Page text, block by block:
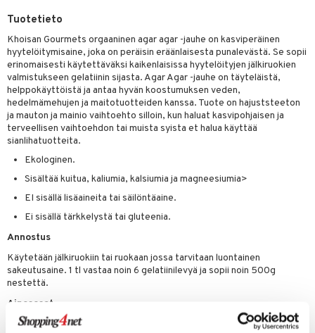
Tuotetieto
Khoisan Gourmets orgaaninen agar agar -jauhe on kasviperäinen
hyytelöitymisaine, joka on peräisin eräänlaisesta punalevästä. Se sopii
erinomaisesti käytettäväksi kaikenlaisissa hyytelöityjen jälkiruokien
valmistukseen gelatiinin sijasta. Agar Agar -jauhe on täyteläistä,
helppokäyttöistä ja antaa hyvän koostumuksen veden,
hedelmämehujen ja maitotuotteiden kanssa. Tuote on hajuststeeton
ja mauton ja mainio vaihtoehto silloin, kun haluat kasvipohjaisen ja
terveellisen vaihtoehdon tai muista syista et halua käyttää
sianlihatuotteita.
Ekologinen.
Sisältää kuitua, kaliumia, kalsiumia ja magneesiumia>
EI sisällä lisäaineita tai säilöntäaine.
Ei sisällä tärkkelystä tai gluteenia.
Annostus
Käytetään jälkiruokiin tai ruokaan jossa tarvitaan luontainen
sakeutusaine. 1 tl vastaa noin 6 gelatiinilevyä ja sopii noin 500g
nestettä.
Ainesosat
Agar agar -jauhe* (ekologisesta punalevästä). *Ekologinen ainesosa.
jalat
hoito
hoito
tarvikkeet
hoito
öljyt
suihku & saippuat
& imetys
& PMS
käytettävät
intoleranssi
alentavat
rasvahapot
säätelevät